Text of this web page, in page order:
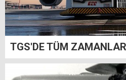
TGS'DE TÜM